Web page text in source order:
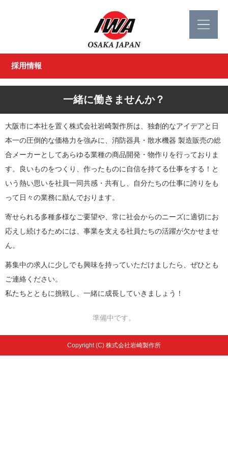
採用情報
一緒に働きませんか？
大阪市に本社を置く株式会社岩崎製作所は、独創的なアイデアと日
本一の圧倒的な価格力を強みに、消防器具・散水機器 製造販売の総
合メーカーとしてあらゆる業種の商品開発・物作りを行っておりま
す。良いものをつくり、作ったものに自信を持てる仕事をする！と
いう熱い思いを社員一同共感・共有し、自分たちの仕事に誇りをも
って日々の業務に励んでおります。
寄せられる多種多様なご要望や、常に社会からのニーズに適切にお
応えし続けるためには、事業を支える社員たちの活躍が欠かせませ
ん。
募集中の求人に少しでも興味を持っていただけましたら、ぜひとも
ご連絡ください。
私たちとともに挑戦し、一緒に成長していきましょう！
準備中です。
Copyright (C) 株式会社岩崎製作所